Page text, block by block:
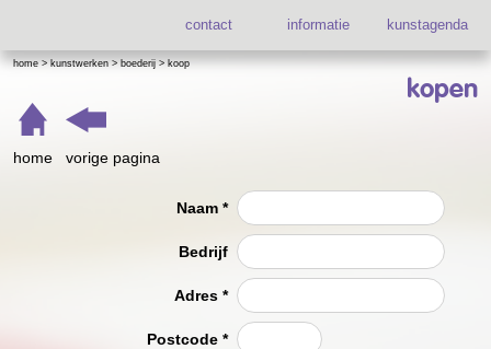
contact informatie kunstagenda
home>kunstwerken > boederij > koop
kopen
home vorige pagina
Naam *
Bedrijf
Adres *
Postcode *